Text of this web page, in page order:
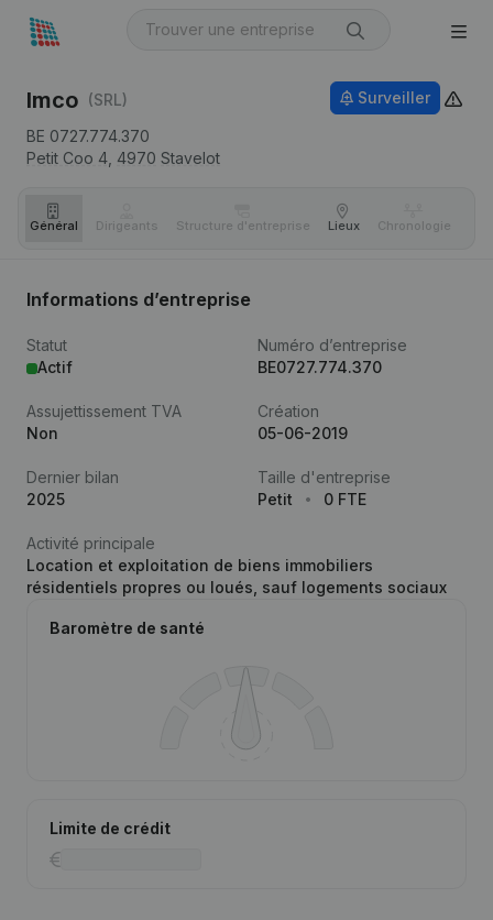
Imco (SRL)
BE 0727.774.370
Petit Coo 4, 4970 Stavelot
Surveiller
Général Dirigeants Structure d'entreprise Lieux Chronologie
Informations d’entreprise
Statut
Actif
Numéro d’entreprise
BE0727.774.370
Assujettissement TVA
Non
Création
05-06-2019
Dernier bilan
2025
Taille d'entreprise
Petit
0 FTE
Activité principale
Location et exploitation de biens immobiliers
résidentiels propres ou loués, sauf logements sociaux
Baromètre de santé
Limite de crédit